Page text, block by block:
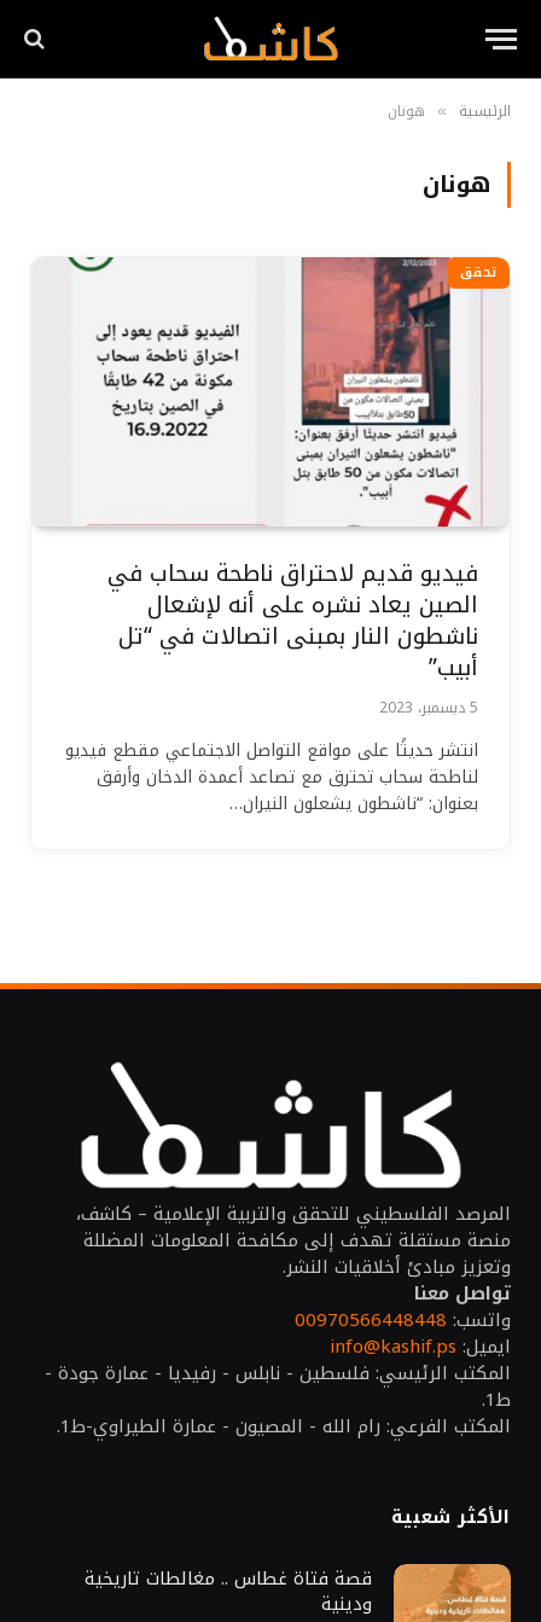
الرئيسية » هونان
هونان
تحقق
فيديو قديم لاحتراق ناطحة سحاب في
الصين يعاد نشره على أنه لإشعال
ناشطون النار بمبنى اتصالات في “تل
أبيب”
5 ديسمبر، 2023
انتشر حديثًا على مواقع التواصل الاجتماعي مقطع فيديو
لناطحة سحاب تحترق مع تصاعد أعمدة الدخان وأرفق
بعنوان: “ناشطون يشعلون النيران…
المرصد الفلسطيني للتحقق والتربية الإعلامية – كاشف،
منصة مستقلة تهدف إلى مكافحة المعلومات المضللة
وتعزيز مبادئ أخلاقيات النشر.
تواصل معنا
واتسب: 00970566448448
ايميل: info@kashif.ps
المكتب الرئيسي: فلسطين - نابلس - رفيديا - عمارة جودة -
ط1.
المكتب الفرعي: رام الله - المصيون - عمارة الطيراوي-ط1.
الأكثر شعبية
قصة فتاة غطاس .. مغالطات تاريخية
ودينية